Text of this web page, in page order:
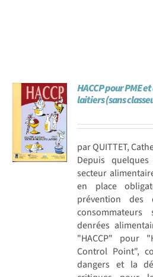
HACCP pour PME
laitiers (sans
par QUITTET,
Depuis
secteur
en place
prévention des
denrées
"HACCP" pour
Control Point",
dangers et la